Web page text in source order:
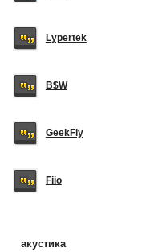
Lypertek
B$W
GeekFly
Fiio
акустика